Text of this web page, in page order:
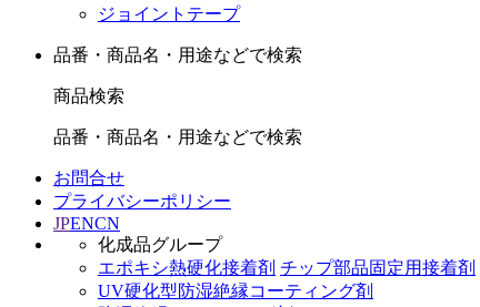
ジョイントテープ
品番・商品名・用途などで検索
商品検索
品番・商品名・用途などで検索
お問合せ
プライバシーポリシー
JPENCN
化成品グループ
エポキシ熱硬化接着剤 チップ部品固定用接着剤
UV硬化型防湿絶縁コーティング剤